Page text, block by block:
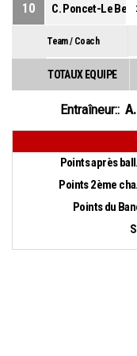
10 C. Poncet-Le
Team / Coach
TOTAUX EQUIPE
Entraîneur::
Points du